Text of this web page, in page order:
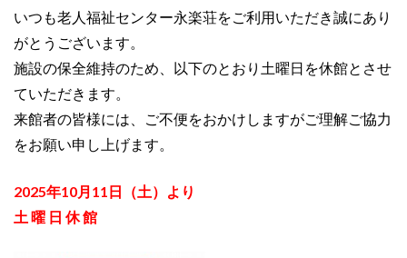
いつも老人福祉センター永楽荘をご利用いただき誠にあり
がとうございます。
施設の保全維持のため、以下のとおり土曜日を休館とさせ
ていただきます。
来館者の皆様には、ご不便をおかけしますがご理解ご協力
をお願い申し上げます。
2025年10月11日（土）より
土 曜 日 休 館